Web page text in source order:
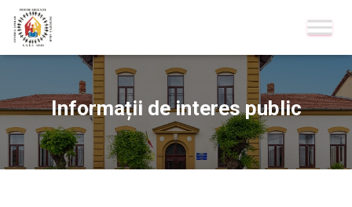
Informații de interes public